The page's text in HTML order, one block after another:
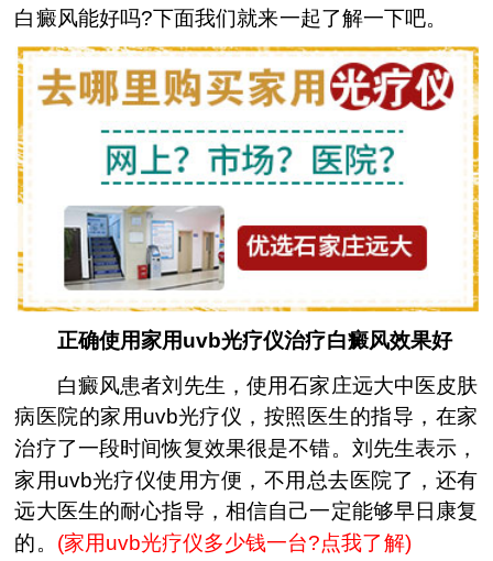
白癜风能好吗?下面我们就来一起了解一下吧。
正确使用家用uvb光疗仪治疗白癜风效果好
白癜风患者刘先生，使用石家庄远大中医皮肤
病医院的家用uvb光疗仪，按照医生的指导，在家
治疗了一段时间恢复效果很是不错。刘先生表示，
家用uvb光疗仪使用方便，不用总去医院了，还有
远大医生的耐心指导，相信自己一定能够早日康复
的。 (家用uvb光疗仪多少钱一台?点我了解)